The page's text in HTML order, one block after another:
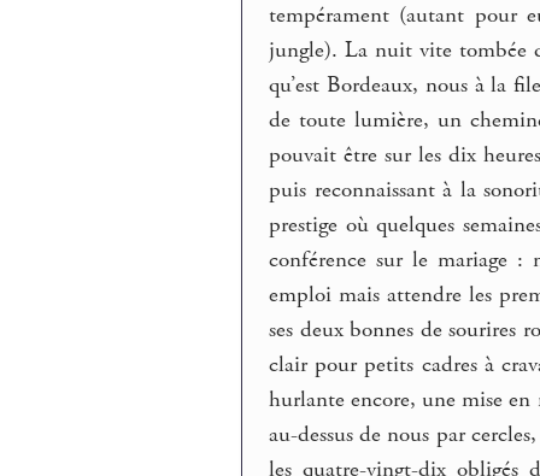
tempérament (autant pour
jungle). La nuit vite tombée
qu’est Bordeaux, nous à la
de toute lumière, un
pouvait être sur les dix
puis reconnaissant à la
prestige où quelques
conférence sur le mariage
emploi mais attendre les
ses deux bonnes de sourires
clair pour petits cadres à
hurlante encore, une mise en
au-dessus de nous par